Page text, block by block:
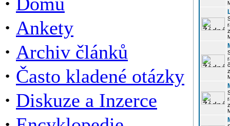
· Ankety
· Archiv článků
· Často kladené otázky
· Diskuze a Inzerce